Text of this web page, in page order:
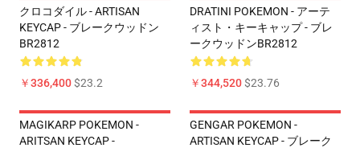
クロコダイル - ARTISAN
KEYCAP - ブレークウッドン
BR2812
￥336,400$23.2
DRATINI POKEMON - アーテ
ィスト・キーキャップ - ブレ
ークウッドンBR2812
￥344,520$23.76
MAGIKARP POKEMON -
ARITSAN KEYCAP -
GENGAR POKEMON -
ARTISAN KEYCAP - ブレーク